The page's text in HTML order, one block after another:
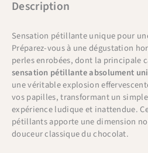
Description
Sensation pétillante unique pour
Préparez-vous à une dégustation
perles enrobées, dont la principale
sensation pétillante absolument
une véritable explosion
vos papilles, transformant un
expérience ludique et inattendue.
pétillants apporte une dimension
douceur classique du chocolat.